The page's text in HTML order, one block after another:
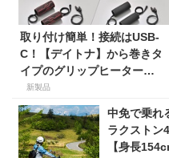
取り付け簡単！接続はUSB-
C！【デイトナ】から巻きタ
イプのグリップヒーター
「HOT GRIP WRAP HEAT」
が登場
新製品
中免で乗れ
ラクストン
【身長